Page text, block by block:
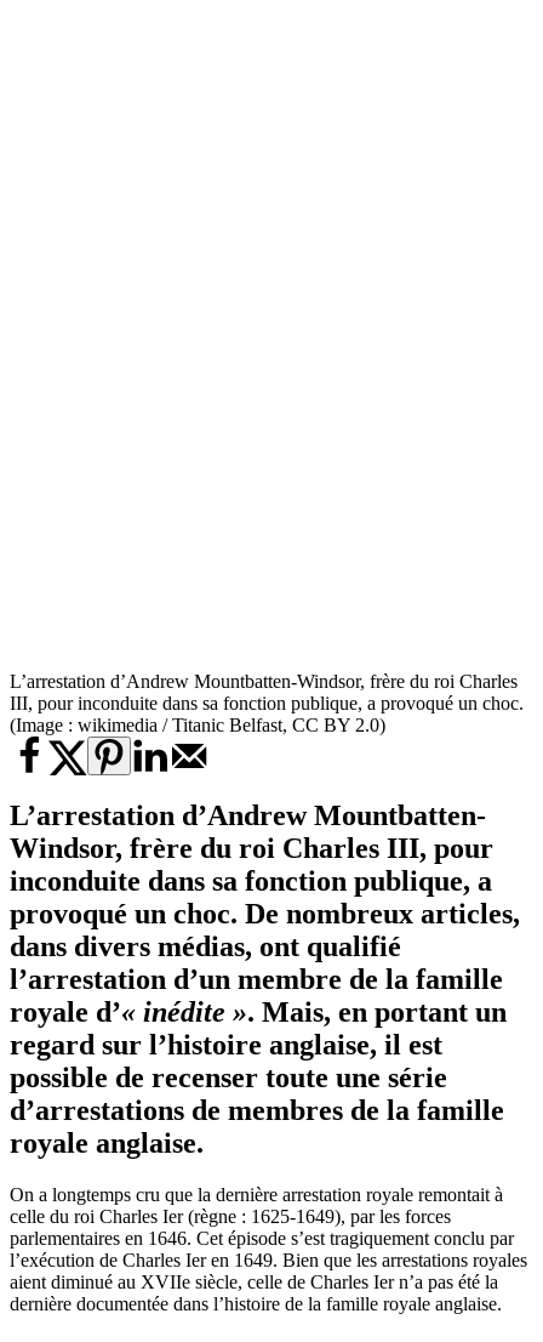
L’arrestation d’Andrew Mountbatten-Windsor, frère du roi Charles
III, pour inconduite dans sa fonction publique, a provoqué un choc.
(Image : wikimedia / Titanic Belfast, CC BY 2.0)
L’arrestation d’Andrew Mountbatten-
Windsor, frère du roi Charles III, pour
inconduite dans sa fonction publique, a
provoqué un choc. De nombreux articles,
dans divers médias, ont qualifié
l’arrestation d’un membre de la famille
royale d’« inédite ». Mais, en portant un
regard sur l’histoire anglaise, il est
possible de recenser toute une série
d’arrestations de membres de la famille
royale anglaise.
On a longtemps cru que la dernière arrestation royale remontait à
celle du roi Charles Ier (règne : 1625-1649), par les forces
parlementaires en 1646. Cet épisode s’est tragiquement conclu par
l’exécution de Charles Ier en 1649. Bien que les arrestations royales
aient diminué au XVIIe siècle, celle de Charles Ier n’a pas été la
dernière documentée dans l’histoire de la famille royale anglaise.